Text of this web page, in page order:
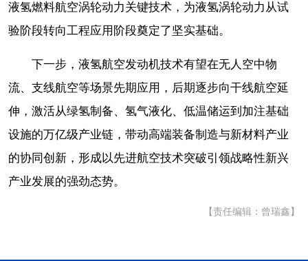
液氢燃料航空涡轮动力关键技术，为液氢涡轮动力从试
验阶段转向工程应用阶段奠定了坚实基础。
下一步，液氢航空发动机技术有望在无人空中物
流、支线航空等场景先期应用，后期逐步向干线航空延
伸，激活从绿氢制备、氢气液化、低温储运到加注基础
设施的万亿级产业链，带动高端装备制造与新材料产业
的协同创新，形成以先进航空技术突破引领战略性新兴
产业发展的强劲态势。
【责任编辑：曾瑞鑫】